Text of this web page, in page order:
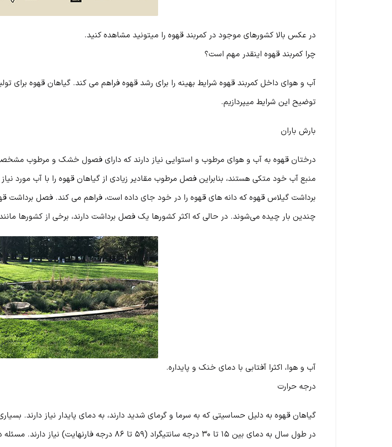
در عکس بالا کشورهای موجود در کمربند قهوه را میتونید مشاهده کنید.
چرا کمربند قهوه اینقدر مهم است؟
آب و هوای داخل کمربند قهوه شرایط بهینه را برای رشد قهوه فراهم می کند. گیاهان قهوه برای
توضیح این شرایط میپردازیم.
بارش باران
درختان قهوه به آب و هوای مرطوب و استوایی نیاز دارند که دارای فصول خشک و مرطوب مشخصی
منبع آب خود متکی هستند، بنابراین فصل مرطوب مقادیر زیادی از گیاهان قهوه را با آب مورد
برداشت گیلاس قهوه که دانه های قهوه را در خود جای داده است، فراهم می کند. فصل
چندین بار چیده می‌شوند. در حالی که اکثر کشورها یک فصل برداشت دارند، برخی از کشورها
آب و هوا، اکثرا آفتابی با دمای خنک و پایداره.
درجه حرارت
گیاهان قهوه به دلیل حساسیتی که به سرما و گرمای شدید دارند، به دمای پایدار نیاز دارند.
در طول سال به دمای بین 15 تا 30 درجه سانتیگراد (59